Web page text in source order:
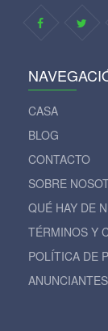
CASA
BLOG
CONTACTO
SOBRE
QUÉ HAY DE
TÉRMINOS Y
POLÍTICA DE
ANUNCIANTES